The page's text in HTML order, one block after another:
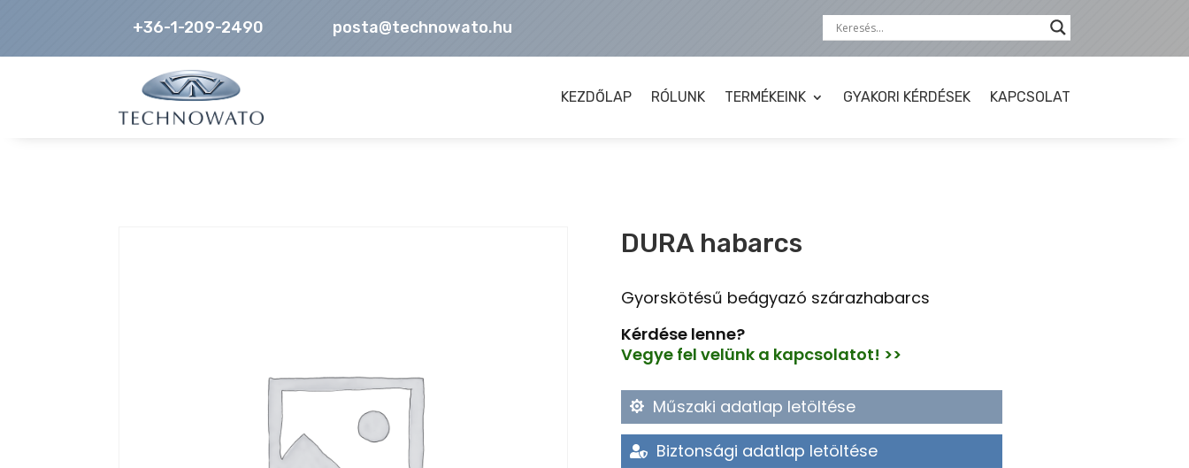
+36-1-209-2490 posta@technowato.hu
KEZDŐLAP RÓLUNK TERMÉKEINK GYAKORI KÉRDÉSEK KAPCSOLAT
DURA habarcs
Gyorskötésű beágyazó szárazhabarcs
Kérdése lenne?
Vegye fel velünk a kapcsolatot! >>
Műszaki adatlap letöltése
Biztonsági adatlap letöltése